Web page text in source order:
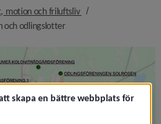
motion och friluftsliv nivå i
och odlingslotternivå i
skapa en bättre webbplats för